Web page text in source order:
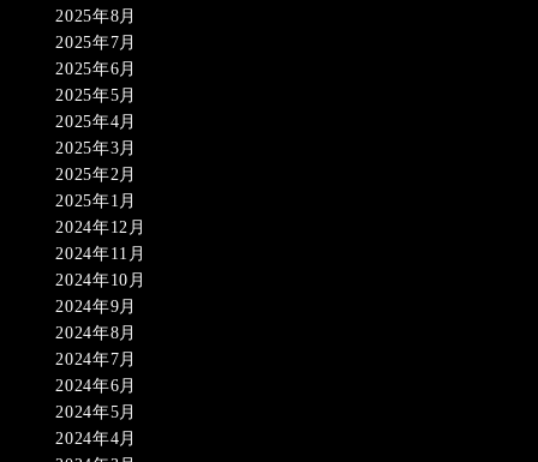
2025年8月
2025年7月
2025年6月
2025年5月
2025年4月
2025年3月
2025年2月
2025年1月
2024年12月
2024年11月
2024年10月
2024年9月
2024年8月
2024年7月
2024年6月
2024年5月
2024年4月